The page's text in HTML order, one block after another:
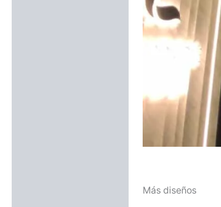
Más diseños